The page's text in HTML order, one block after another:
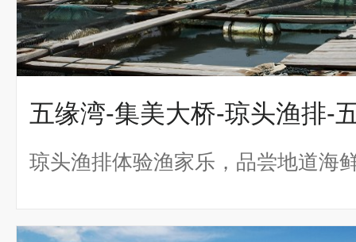
五缘湾-集美大桥-琼头渔排-
琼头渔排体验渔家乐，品尝地道海